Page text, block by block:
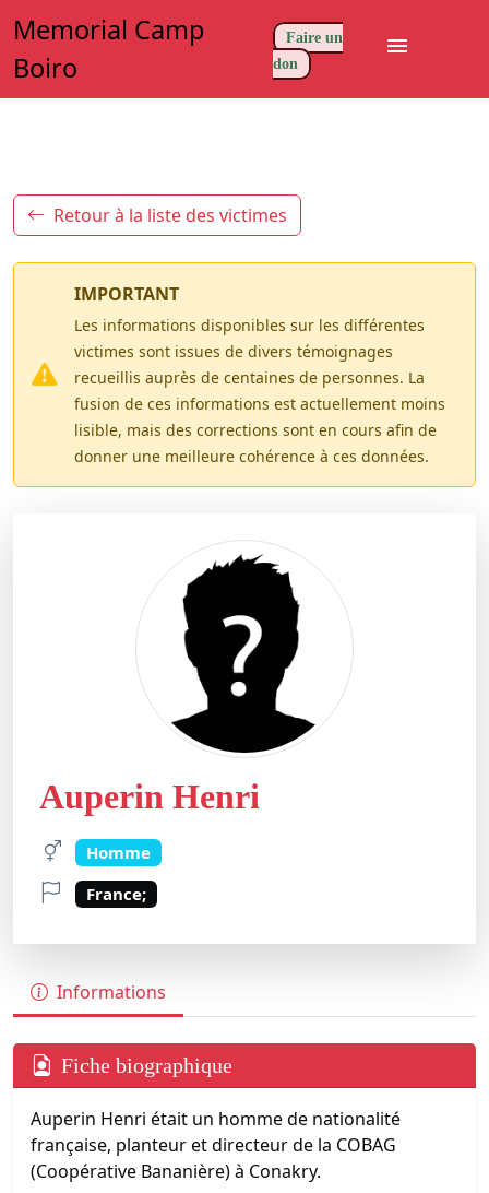
Memorial Camp
Boiro
Faire un
don
menu
Retour à la liste des victimes
IMPORTANT
Les informations disponibles sur les différentes
victimes sont issues de divers témoignages
recueillis auprès de centaines de personnes. La
fusion de ces informations est actuellement moins
lisible, mais des corrections sont en cours afin de
donner une meilleure cohérence à ces données.
Auperin Henri
Homme
France;
Informations
Fiche biographique
Auperin Henri était un homme de nationalité
française, planteur et directeur de la COBAG
(Coopérative Bananière) à Conakry.